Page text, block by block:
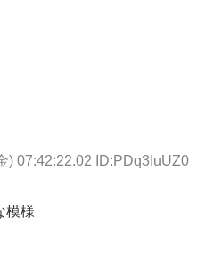
) 07:42:22.02 ID:PDq3IuUZ0
模様